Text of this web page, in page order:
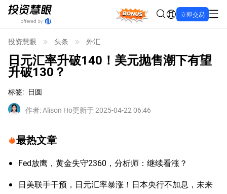
Bonus 立即交易
投资慧眼 头条 外汇
日元汇率升破140！美元抛售潮下有望
升破130？
标签: 日圆
作者:Alison Ho更新于 2025-04-22 06:46
最热文章
Fed放鹰，黄金失守2360，分析师：继续看涨？
日美联手干预，日元汇率暴涨！日本央行不加息，未来